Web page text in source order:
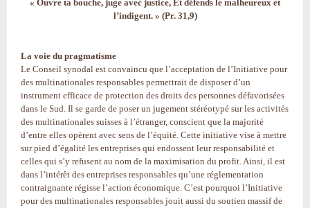
« Ouvre ta bouche, juge avec justice, Et défends le malheureux et
l’indigent. » (Pr. 31,9)
La voie du pragmatisme
Le Conseil synodal est convaincu que l’acceptation de l’Initiative pour
des multinationales responsables permettrait de disposer d’un
instrument efficace de protection des droits des personnes défavorisées
dans le Sud. Il se garde de poser un jugement stéréotypé sur les activités
des multinationales suisses à l’étranger, conscient que la majorité
d’entre elles opèrent avec sens de l’équité. Cette initiative vise à mettre
sur pied d’égalité les entreprises qui endossent leur responsabilité et
celles qui s’y refusent au nom de la maximisation du profit. Ainsi, il est
dans l’intérêt des entreprises responsables qu’une réglementation
contraignante régisse l’action économique. C’est pourquoi l’Initiative
pour des multinationales responsables jouit aussi du soutien massif de